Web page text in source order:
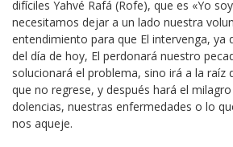
difíciles Yahvé Rafá (Rofe), que es «Yo
necesitamos dejar a un lado nuestra
entendimiento para que El intervenga, ya
del día de hoy, El perdonará nuestro
solucionará el problema, sino irá a la raíz
que no regrese, y después hará el
dolencias, nuestras enfermedades o lo
nos aqueje.